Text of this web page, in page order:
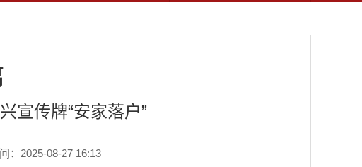
宣传牌“安家落户”
：2025-08-27 16:13